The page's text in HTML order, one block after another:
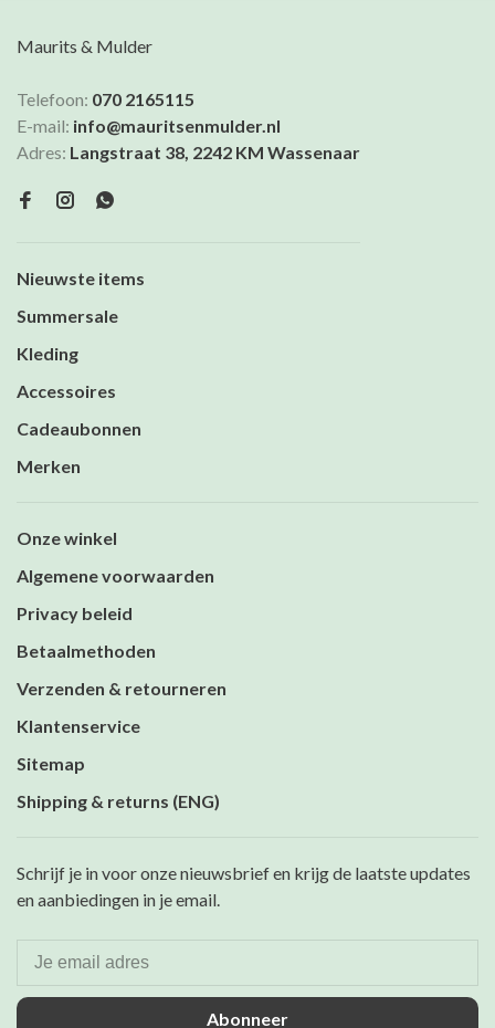
Maurits & Mulder
Telefoon: 070 2165115
E-mail: info@mauritsenmulder.nl
Adres: Langstraat 38, 2242 KM Wassenaar
Nieuwste items
Summersale
Kleding
Accessoires
Cadeaubonnen
Merken
Onze winkel
Algemene voorwaarden
Privacy beleid
Betaalmethoden
Verzenden & retourneren
Klantenservice
Sitemap
Shipping & returns (ENG)
Schrijf je in voor onze nieuwsbrief en krijg de laatste updates
en aanbiedingen in je email.
Abonneer